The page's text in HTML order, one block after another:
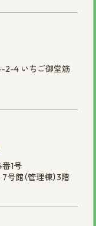
4 いちご御堂筋
1号
館（管理棟）3階